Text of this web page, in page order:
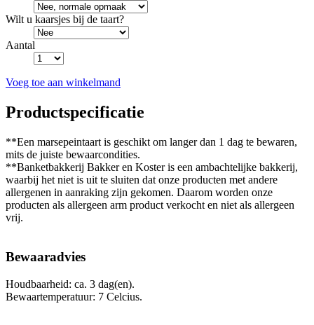
Wilt u kaarsjes bij de taart?
Aantal
Voeg toe aan winkelmand
Productspecificatie
**Een marsepeintaart is geschikt om langer dan 1 dag te bewaren,
mits de juiste bewaarcondities.
**Banketbakkerij Bakker en Koster is een ambachtelijke bakkerij,
waarbij het niet is uit te sluiten dat onze producten met andere
allergenen in aanraking zijn gekomen. Daarom worden onze
producten als allergeen arm product verkocht en niet als allergeen
vrij.
Bewaaradvies
Houdbaarheid: ca. 3 dag(en).
Bewaartemperatuur: 7 Celcius.